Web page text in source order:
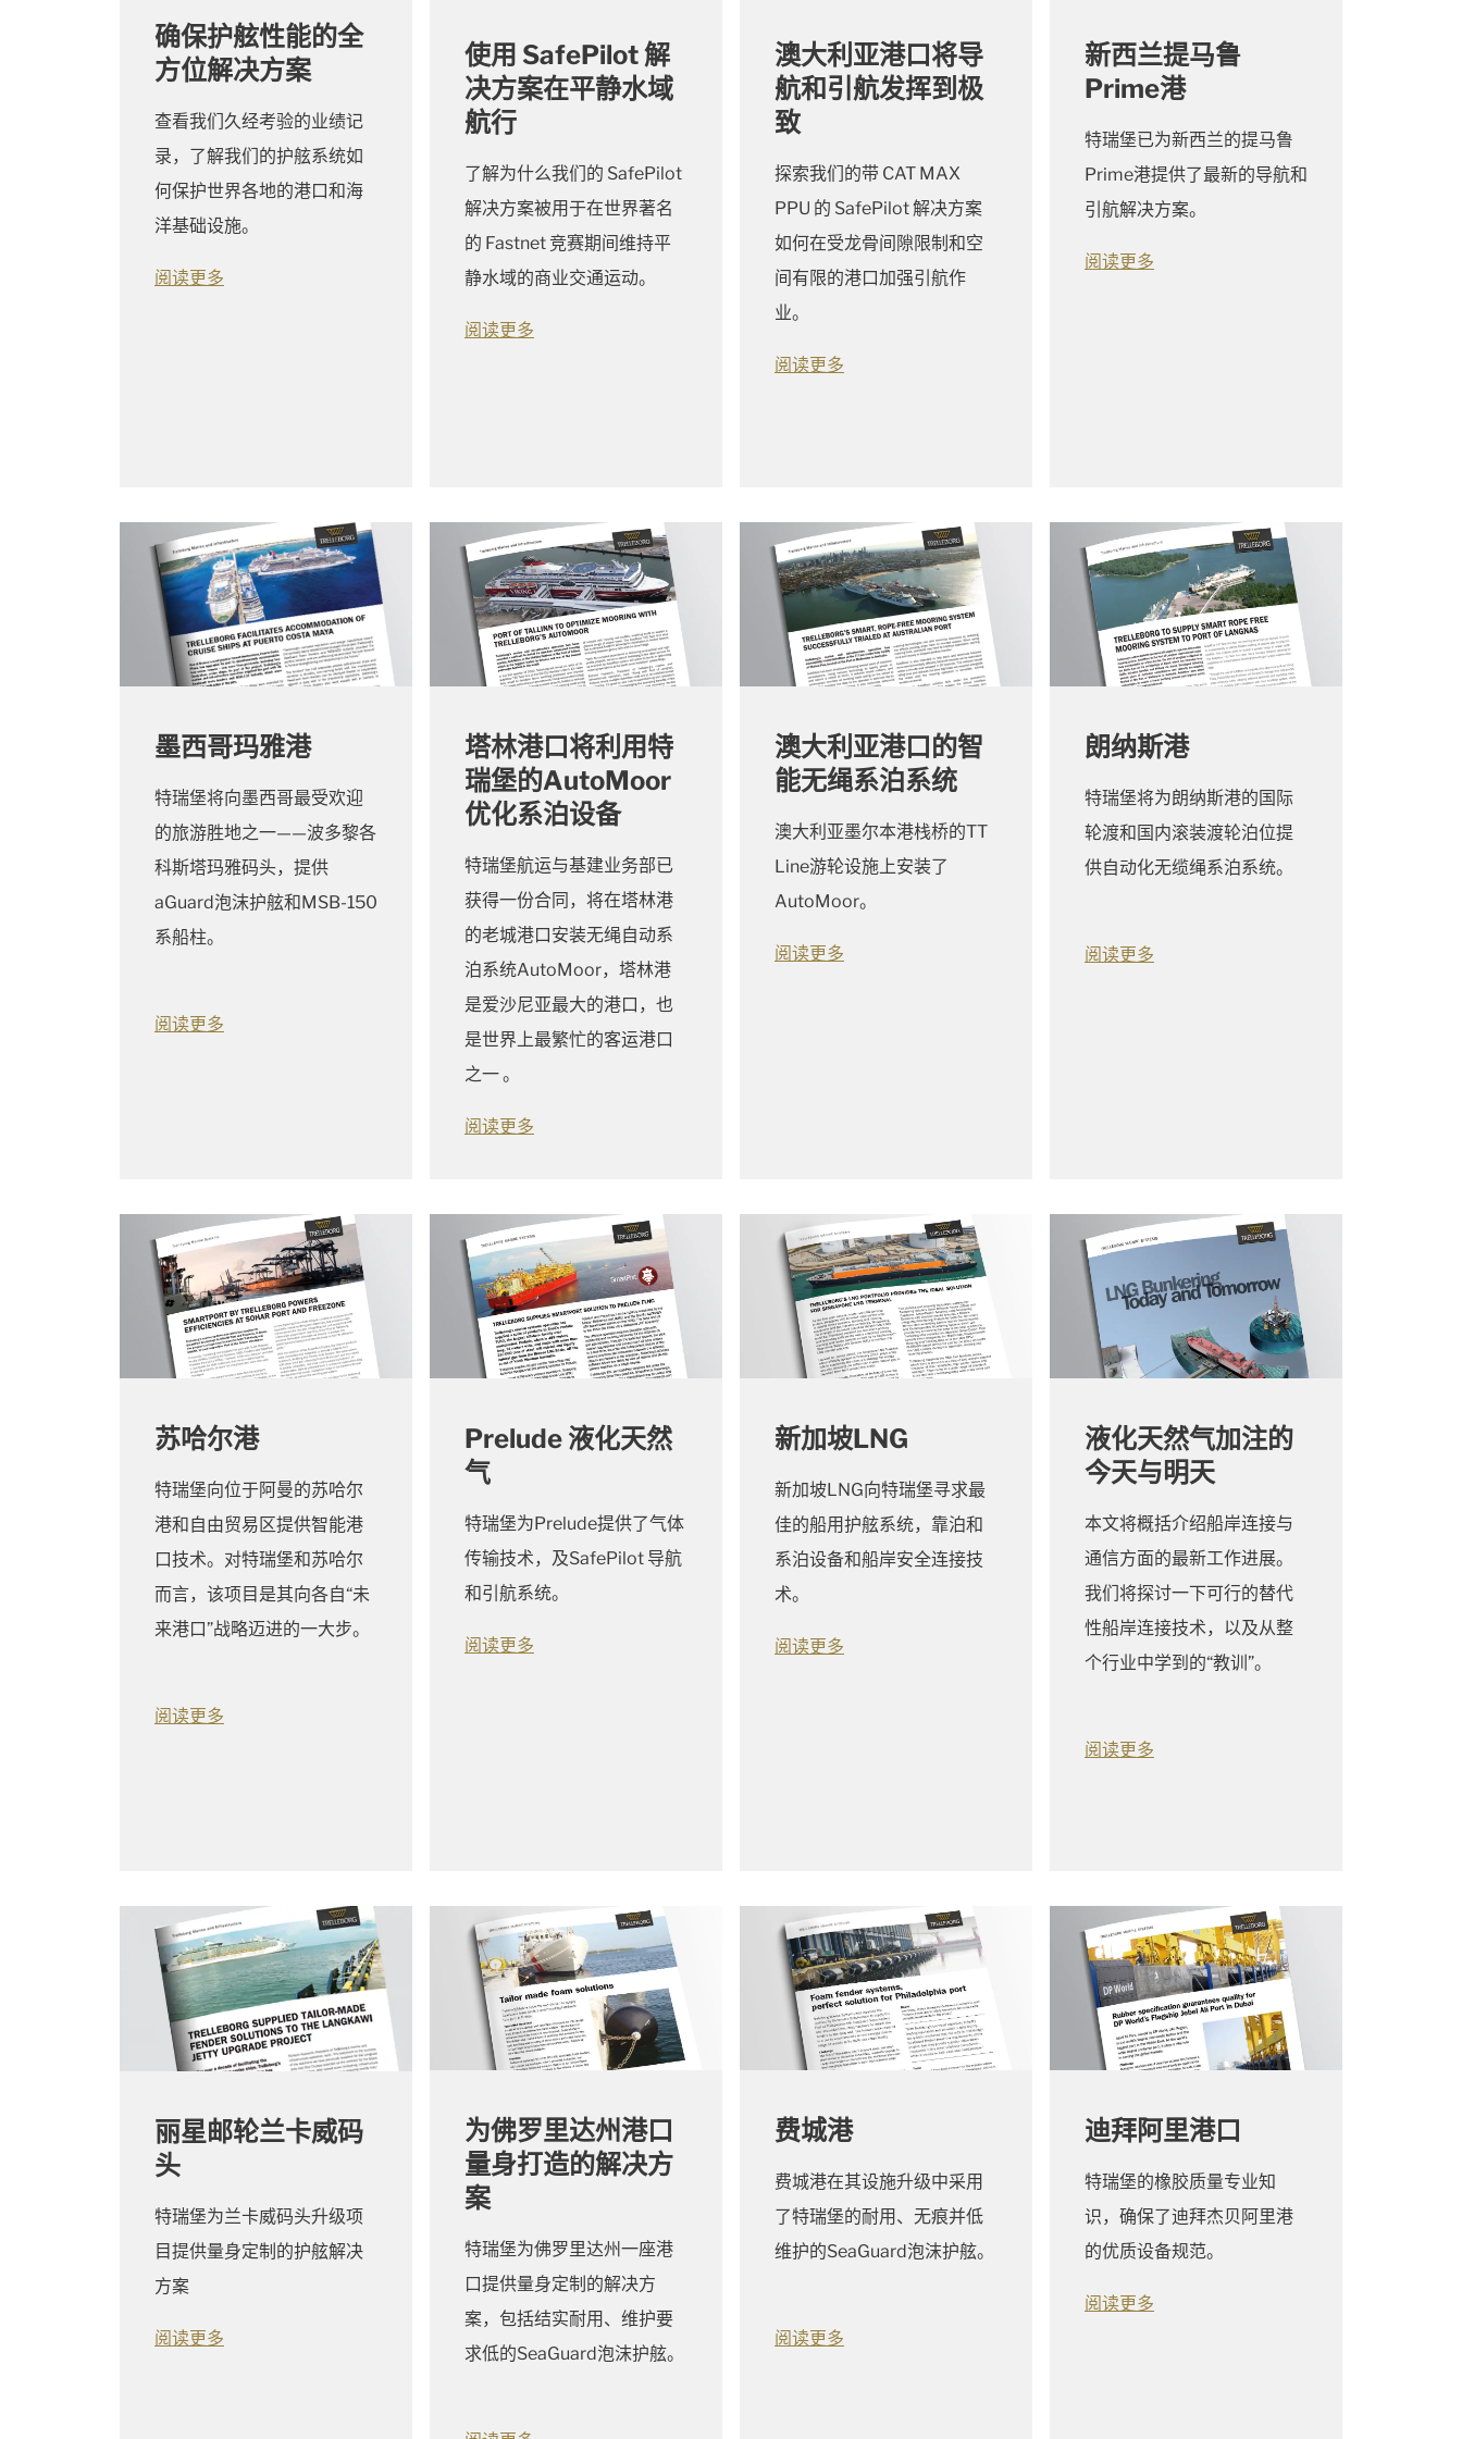
确保护舷性能的全
方位解决方案
查看我们久经考验的业绩记
录，了解我们的护舷系统如
何保护世界各地的港口和海
洋基础设施。
阅读更多
使用 SafePilot 解
决方案在平静水域
航行
了解为什么我们的 SafePilot
解决方案被用于在世界著名
的 Fastnet 竞赛期间维持平
静水域的商业交通运动。
阅读更多
澳大利亚港口将导
航和引航发挥到极
致
探索我们的带 CAT MAX
PPU 的 SafePilot 解决方案
如何在受龙骨间隙限制和空
间有限的港口加强引航作
业。
阅读更多
新西兰提马鲁
Prime港
特瑞堡已为新西兰的提马鲁
Prime港提供了最新的导航和
引航解决方案。
阅读更多
墨西哥玛雅港
特瑞堡将向墨西哥最受欢迎
的旅游胜地之一——波多黎各
科斯塔玛雅码头，提供
aGuard泡沫护舷和MSB-150
系船柱。
阅读更多
塔林港口将利用特
瑞堡的AutoMoor
优化系泊设备
特瑞堡航运与基建业务部已
获得一份合同，将在塔林港
的老城港口安装无绳自动系
泊系统AutoMoor，塔林港
是爱沙尼亚最大的港口，也
是世界上最繁忙的客运港口
之一 。
阅读更多
澳大利亚港口的智
能无绳系泊系统
澳大利亚墨尔本港栈桥的TT
Line游轮设施上安装了
AutoMoor。
阅读更多
朗纳斯港
特瑞堡将为朗纳斯港的国际
轮渡和国内滚装渡轮泊位提
供自动化无缆绳系泊系统。
阅读更多
苏哈尔港
特瑞堡向位于阿曼的苏哈尔
港和自由贸易区提供智能港
口技术。对特瑞堡和苏哈尔
而言，该项目是其向各自“未
来港口”战略迈进的一大步。
阅读更多
Prelude 液化天然
气
特瑞堡为Prelude提供了气体
传输技术，及SafePilot 导航
和引航系统。
阅读更多
新加坡LNG
新加坡LNG向特瑞堡寻求最
佳的船用护舷系统，靠泊和
系泊设备和船岸安全连接技
术。
阅读更多
液化天然气加注的
今天与明天
本文将概括介绍船岸连接与
通信方面的最新工作进展。
我们将探讨一下可行的替代
性船岸连接技术，以及从整
个行业中学到的“教训”。
阅读更多
丽星邮轮兰卡威码
头
特瑞堡为兰卡威码头升级项
目提供量身定制的护舷解决
方案
阅读更多
为佛罗里达州港口
量身打造的解决方
案
特瑞堡为佛罗里达州一座港
口提供量身定制的解决方
案，包括结实耐用、维护要
求低的SeaGuard泡沫护舷。
费城港
费城港在其设施升级中采用
了特瑞堡的耐用、无痕并低
维护的SeaGuard泡沫护舷。
阅读更多
迪拜阿里港口
特瑞堡的橡胶质量专业知
识，确保了迪拜杰贝阿里港
的优质设备规范。
阅读更多